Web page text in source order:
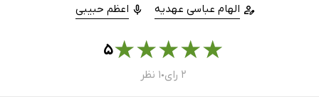
الهام عباسی عهدیه اعظم حبیبی
★
★
★
★
★۵
۲ رای ● ۱ نظر